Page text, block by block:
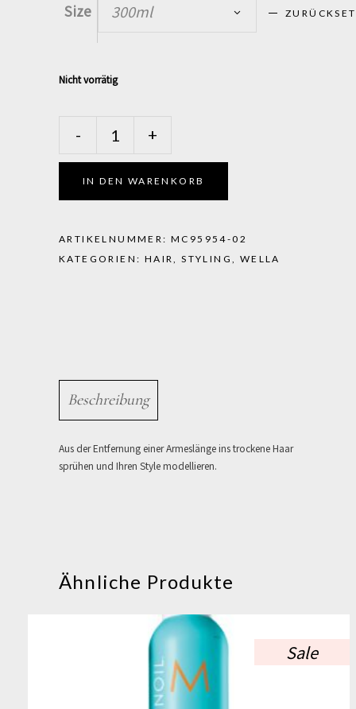
Size 300ml
Nicht vorrätig
Dynamic
quantity
- +
IN DEN WARENKORB
ARTIKELNUMMER: MC95954-02
KATEGORIEN: HAIR,STYLING, WELLA
Beschreibung
Aus der Entfernung einer Armeslänge ins trockene Haar
sprühen und Ihren Style modellieren.
Ähnliche Produkte
Sale